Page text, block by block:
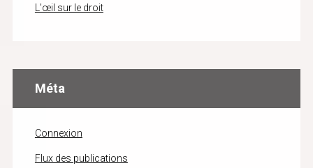
L'œil sur le droit
Méta
Connexion
Flux des publications